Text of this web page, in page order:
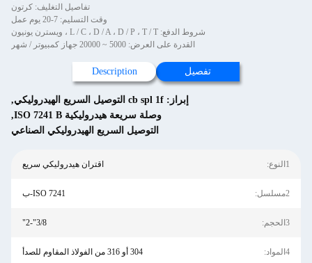
تفاصيل التغليف: كرتون
وقت التسليم: 7-20 يوم عمل
شروط الدفع: L / C ، D / A ، D / P ، T / T ، ويسترن يونيون
القدرة على العرض: 5000 ~ 20000 جهاز كمبيوتر / شهر
تفصيل Description
إبراز: cb spl 1f التوصيل السريع الهيدروليكي
,
وصلة سريعة هيدروليكية ISO 7241 B
,
التوصيل السريع الهيدروليكي الصناعي
1النوع: اقتران هيدروليكي سريع
2مسلسل: ISO 7241-ب
3الحجم: 3/8"-2"
4المواد: 304 أو 316 من الفولاذ المقاوم للصدأ